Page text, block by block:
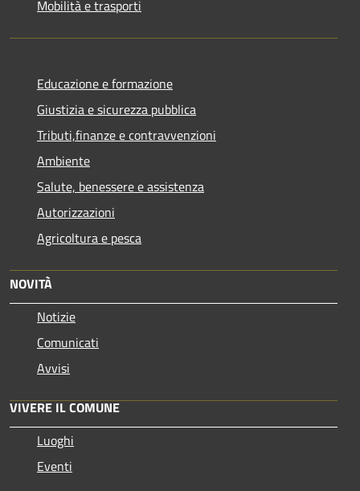
Mobilità e trasporti
Educazione e formazione
Giustizia e sicurezza pubblica
Tributi,finanze e contravvenzioni
Ambiente
Salute, benessere e assistenza
Autorizzazioni
Agricoltura e pesca
NOVITÀ
Notizie
Comunicati
Avvisi
VIVERE IL COMUNE
Luoghi
Eventi